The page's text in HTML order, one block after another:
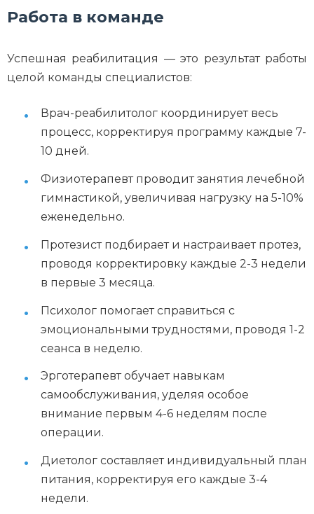
Работа в команде
Успешная реабилитация — это результат работы
целой команды специалистов:
Врач-реабилитолог координирует весь
процесс, корректируя программу каждые 7-
10 дней.
Физиотерапевт проводит занятия лечебной
гимнастикой, увеличивая нагрузку на 5-10%
еженедельно.
Протезист подбирает и настраивает протез,
проводя корректировку каждые 2-3 недели
в первые 3 месяца.
Психолог помогает справиться с
эмоциональными трудностями, проводя 1-2
сеанса в неделю.
Эрготерапевт обучает навыкам
самообслуживания, уделяя особое
внимание первым 4-6 неделям после
операции.
Диетолог составляет индивидуальный план
питания, корректируя его каждые 3-4
недели.